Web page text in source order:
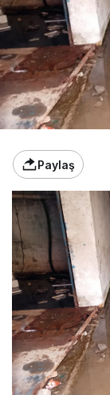
Paylaş